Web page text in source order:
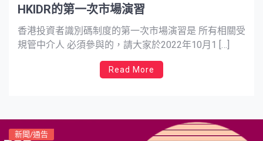
HKIDR的第一次市場演習
香港投資者識別碼制度的第一次市場演習是 所有相關受
規管中介人 必須參與的，請大家於2022年10月1 […]
Read More
新聞/通告